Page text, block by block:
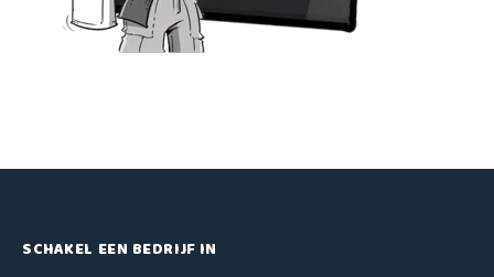
SCHAKEL EEN BEDRIJF IN